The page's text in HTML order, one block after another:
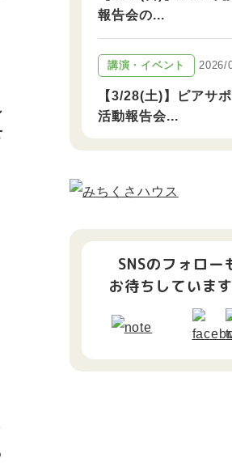
報告会の...
講演・イベント 2026/
【3/28(土)】ピアサ
活動報告会...
SNSのフォロー
お待ちしています